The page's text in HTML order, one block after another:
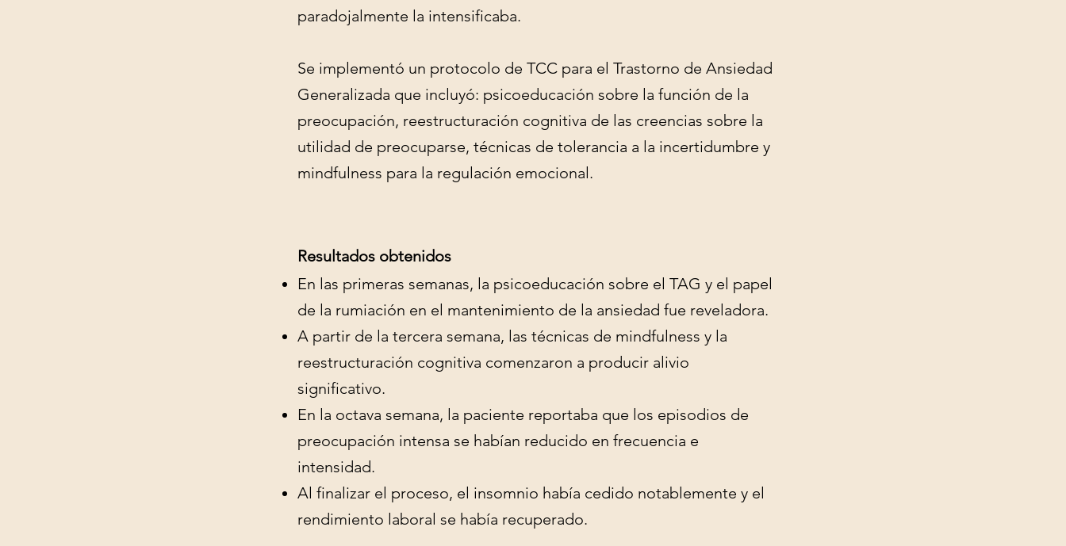
paradojalmente la intensificaba.
Se implementó un protocolo de TCC para el Trastorno de Ansiedad
Generalizada que incluyó: psicoeducación sobre la función de la
preocupación, reestructuración cognitiva de las creencias sobre la
utilidad de preocuparse, técnicas de tolerancia a la incertidumbre y
mindfulness para la regulación emocional.
Resultados obtenidos
En las primeras semanas, la psicoeducación sobre el TAG y el papel
de la rumiación en el mantenimiento de la ansiedad fue reveladora.
A partir de la tercera semana, las técnicas de mindfulness y la
reestructuración cognitiva comenzaron a producir alivio
significativo.
En la octava semana, la paciente reportaba que los episodios de
preocupación intensa se habían reducido en frecuencia e
intensidad.
Al finalizar el proceso, el insomnio había cedido notablemente y el
rendimiento laboral se había recuperado.